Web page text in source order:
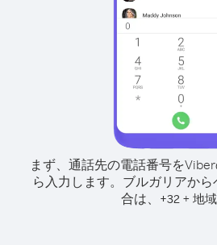
まず、通話先の電話番号を
ら入力します。 ブルガリアか
合は、
+32+ 地